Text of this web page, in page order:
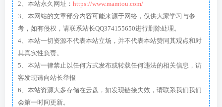
2、本站永久网址： https://www.mamtou.com/
3、本网站的文章部分内容可能来源于网络，仅供大家学习与参
考，如有侵权，请联系站长QQ374155650进行删除处理。
4、本站一切资源不代表本站立场，并不代表本站赞同其观点和对
其真实性负责。
5、本站一律禁止以任何方式发布或转载任何违法的相关信息，访
客发现请向站长举报
6、本站资源大多存储在云盘，如发现链接失效，请联系我们我们
会第一时间更新。